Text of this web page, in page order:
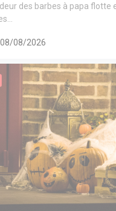
des barbes à papa flotte
08/08/2026